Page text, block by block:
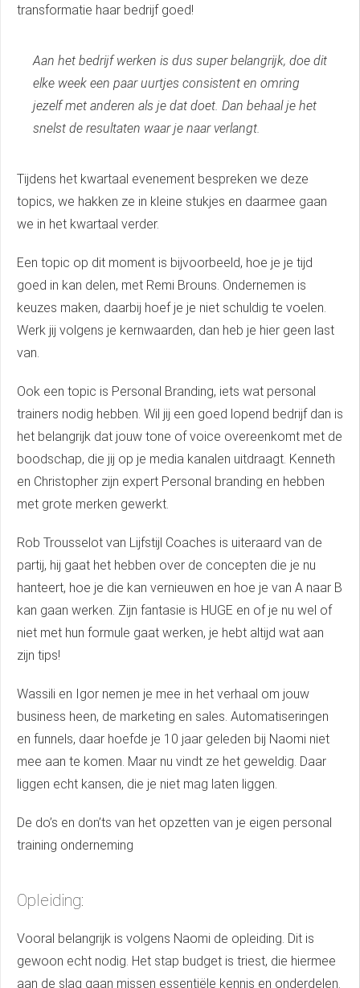
transformatie haar bedrijf goed!
Aan het bedrijf werken is dus super belangrijk, doe dit
elke week een paar uurtjes consistent en omring
jezelf met anderen als je dat doet. Dan behaal je het
snelst de resultaten waar je naar verlangt.
Tijdens het kwartaal evenement bespreken we deze
topics, we hakken ze in kleine stukjes en daarmee gaan
we in het kwartaal verder.
Een topic op dit moment is bijvoorbeeld, hoe je je tijd
goed in kan delen, met Remi Brouns. Ondernemen is
keuzes maken, daarbij hoef je je niet schuldig te voelen.
Werk jij volgens je kernwaarden, dan heb je hier geen last
van.
Ook een topic is Personal Branding, iets wat personal
trainers nodig hebben. Wil jij een goed lopend bedrijf dan is
het belangrijk dat jouw tone of voice overeenkomt met de
boodschap, die jij op je media kanalen uitdraagt. Kenneth
en Christopher zijn expert Personal branding en hebben
met grote merken gewerkt.
Rob Trousselot van Lijfstijl Coaches is uiteraard van de
partij, hij gaat het hebben over de concepten die je nu
hanteert, hoe je die kan vernieuwen en hoe je van A naar B
kan gaan werken. Zijn fantasie is HUGE en of je nu wel of
niet met hun formule gaat werken, je hebt altijd wat aan
zijn tips!
Wassili en Igor nemen je mee in het verhaal om jouw
business heen, de marketing en sales. Automatiseringen
en funnels, daar hoefde je 10 jaar geleden bij Naomi niet
mee aan te komen. Maar nu vindt ze het geweldig. Daar
liggen echt kansen, die je niet mag laten liggen.
De do’s en don’ts van het opzetten van je eigen personal
training onderneming
Opleiding:
Vooral belangrijk is volgens Naomi de opleiding. Dit is
gewoon echt nodig. Het stap budget is triest, die hiermee
aan de slag gaan missen essentiële kennis en onderdelen.